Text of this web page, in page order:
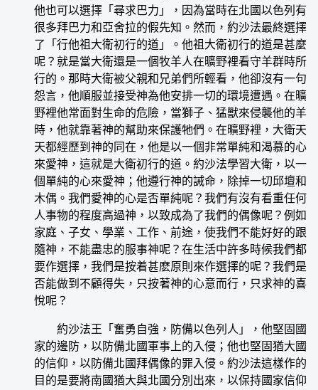
他也可以選擇「尋求巴力」，因為當時在北國以色列有
很多拜巴力和亞舍拉的假先知。然而，約沙法最終選擇
了「行他祖大衛初行的道」。他祖大衛初行的道是甚麼
呢？就是當大衛還是一個牧羊人在曠野裡看守羊群時所
行的。那時大衛被父親和兄弟們所輕看，他卻沒有一句
怨言，他順服並接受神為他安排一切的環境遭遇。在曠
野裡他常面對生命的危險，當獅子、猛獸來侵襲他的羊
時，他就靠著神的幫助來保護牠們。在曠野裡，大衛天
天都經歷到神的同在，他是以一個非常單純和渴慕的心
來愛神，這就是大衛初行的道。約沙法學習大衛，以一
個單純的心來愛神；他遵行神的誡命，除掉一切邱壇和
木偶。我們愛神的心是否單純呢？我們有沒有看重任何
人事物的程度高過神，以致成為了我們的偶像呢？例如
家庭、子女、學業、工作、前途，使我們不能好好的跟
隨神，不能盡忠的服事神呢？在生活中許多時候我們都
要作選擇，我們是按着甚麽原則來作選擇的呢？我們是
否能做到不顧得失，只按著神的心意而行，只求神的喜
悅呢？
約沙法王「奮勇自強，防備以色列人」，他堅固國
家的邊防，以防備北國軍事上的入侵；他也堅固猶大國
的信仰，以防備北國拜偶像的罪入侵。約沙法這樣作的
目的是要將南國猶大與北國分別出來，以保持國家信仰